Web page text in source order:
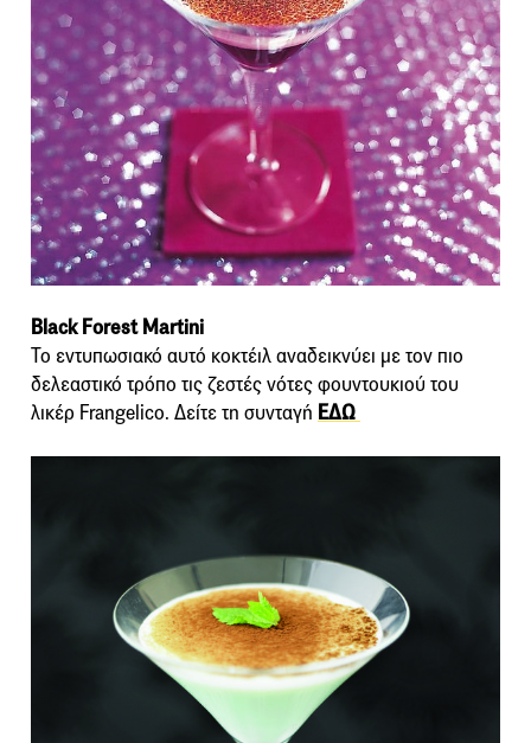
Black Forest Martini
Το εντυπωσιακό αυτό κοκτέιλ αναδεικνύει με τον πιο
δελεαστικό τρόπο τις ζεστές νότες φουντουκιού του
λικέρ Frangelico. Δείτε τη συνταγή ΕΔΩ